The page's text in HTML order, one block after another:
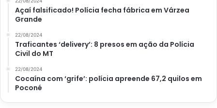
Açaí falsificado! Polícia fecha fábrica em Várzea
Grande
22/08/2024
Traficantes ‘delivery’: 8 presos em ação da Polícia
Civil do MT
22/08/2024
Cocaína com ‘grife’: polícia apreende 67,2 quilos em
Poconé